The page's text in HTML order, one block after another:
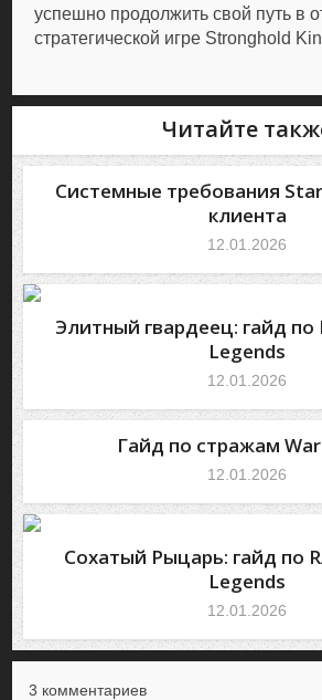
успешно продолжить свой путь в
стратегической игре Stronghold
Читайте
Системные требования
клиента
12.01.2026
Элитный гвардеец: гайд по
Legends
12.01.2026
Гайд по стражам
12.01.2026
Сохатый Рыцарь: гайд по
Legends
12.01.2026
3 комментариев